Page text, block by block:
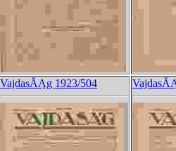
VajdasĂĄg 1923/504